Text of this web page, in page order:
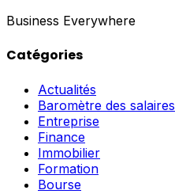
Business Everywhere
Catégories
Actualités
Baromètre des salaires
Entreprise
Finance
Immobilier
Formation
Bourse